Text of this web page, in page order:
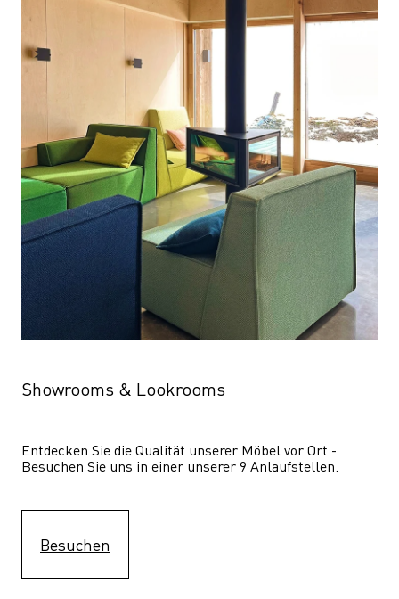
Showrooms & Lookrooms
Entdecken Sie die Qualität unserer Möbel vor Ort -
Besuchen Sie uns in einer unserer 9 Anlaufstellen.
Besuchen